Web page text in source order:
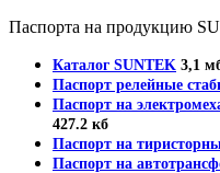
Паспорта на продукцию
Каталог SUNTEK 3,1
Паспорт релейные
Паспорт на
427.2 кб
Паспорт на
Паспорт на